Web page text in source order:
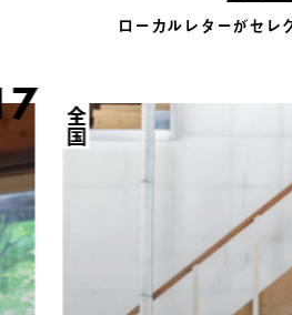
ローカルレターがセレ
全国